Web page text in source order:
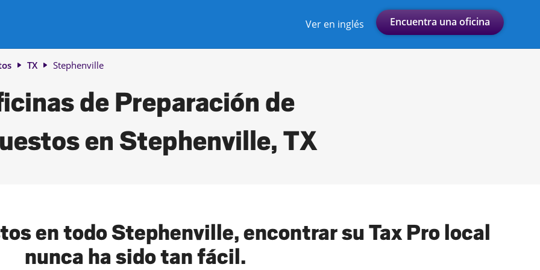
Encuentra una oficina
Ver en inglés
TX Stephenville
de Preparación de
en Stephenville, TX
en todo Stephenville, encontrar su Tax Pro local
nunca ha sido tan fácil.